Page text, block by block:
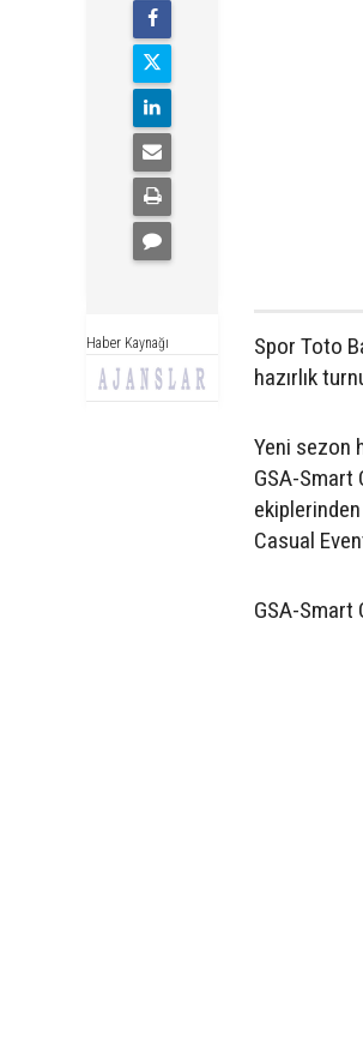
Haber Kaynağı
Spor Toto
hazırlık
Yeni sezon
GSA-Smart
Casual
GSA-Smart